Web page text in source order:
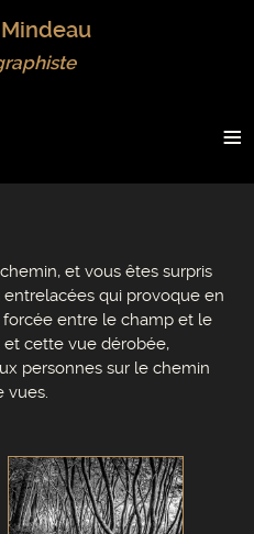
≡
et vous êtes surpris
qui provoque en
entre le champ et le
cette vue dérobée,
personnes sur le chemin
vues.